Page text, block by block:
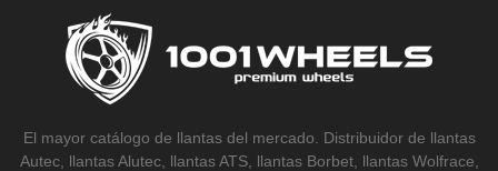
El mayor catálogo de llantas del mercado. Distribuidor de llantas
Autec, llantas Alutec, llantas ATS, llantas Borbet, llantas Wolfrace,